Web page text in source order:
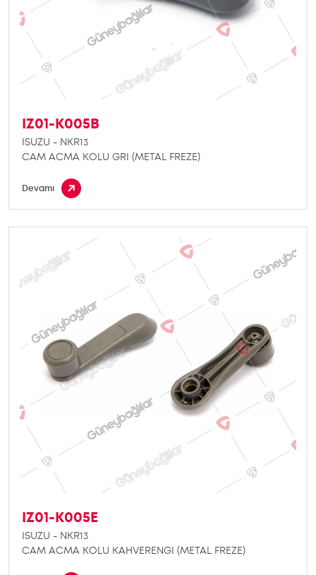
IZ01-K005B
ISUZU - NKR13
CAM ACMA KOLU GRI (METAL FREZE)
Devamı
IZ01-K005E
ISUZU - NKR13
CAM ACMA KOLU KAHVERENGI (METAL FREZE)